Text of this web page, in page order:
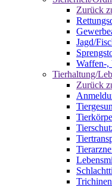
Zurück
Jagd/
Waffen-,
Tierhaltung/
Zurück